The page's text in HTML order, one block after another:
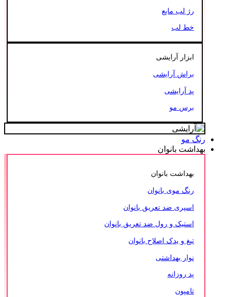
رژ لب مایع
خط لب
ابزار آرایشی
براش آرایشی
پد آرایشی
برس مو
رنگ مو
بهداشت بانوان
بهداشت بانوان
رنگ موی بانوان
اسپری ضد تعریق بانوان
استیک و رول ضد تعریق بانوان
تیغ و یدک اصلاح بانوان
نوار بهداشتی
پد روزانه
تامپون